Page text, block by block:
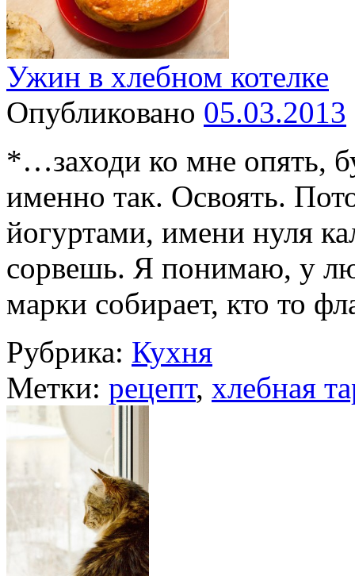
Ужин в хлебном котелке
Опубликовано 05.03.2013
*…заходи ко мне опять,
именно так. Освоять.
йогуртами, имени нуля
сорвешь. Я понимаю, у
марки собирает, кто то
Рубрика: Кухня
Метки: рецепт, хлебная